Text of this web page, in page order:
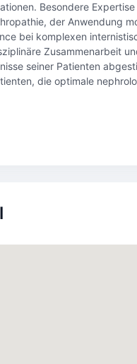
Besondere
der Anwendung
bei komplexen
Zusammenarbeit
seiner Patienten
die optimale